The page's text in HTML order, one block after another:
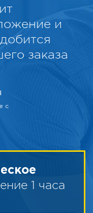
и
заказа
с
1 часа